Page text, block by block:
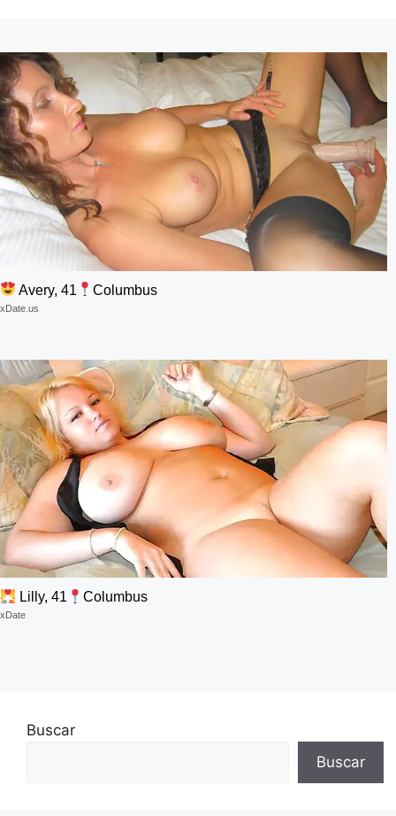
Avery, 41 Columbus
xDate.us
Lilly, 41 Columbus
xDate
Buscar
Buscar